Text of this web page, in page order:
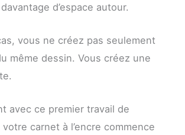
d’espace autour.
vous ne créez pas seulement
même dessin. Vous créez une
avec ce premier travail de
carnet à l’encre commence